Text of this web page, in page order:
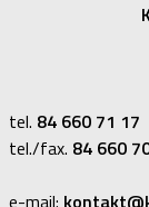
tel. 84 660 71 17
tel./fax. 84 660